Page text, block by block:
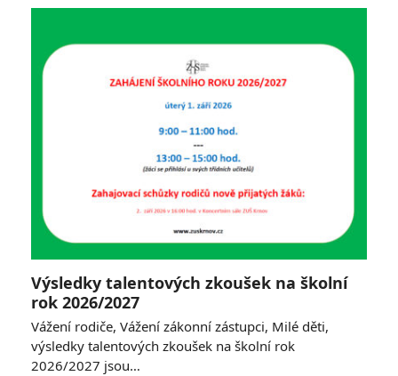
Výsledky talentových zkoušek na školní
rok 2026/2027
Vážení rodiče, Vážení zákonní zástupci, Milé děti,
výsledky talentových zkoušek na školní rok
2026/2027 jsou…